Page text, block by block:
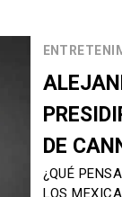
DE
¿QUÉ
LOS